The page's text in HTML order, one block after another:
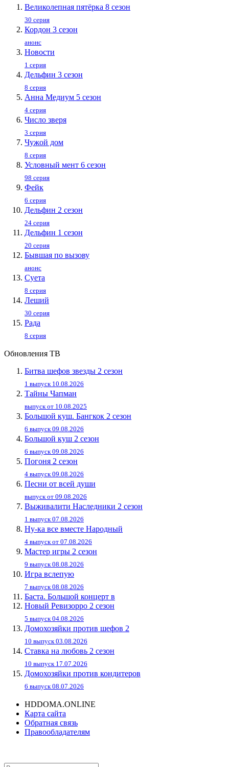
Великолепная пятёрка 8 сезон
30 серия
Кордон 3 сезон
анонс
Новости
1 серия
Дельфин 3 сезон
8 серия
Анна Медиум 5 сезон
4 серия
Число зверя
3 серия
Чужой дом
8 серия
Условный мент 6 сезон
98 серия
Фейк
6 серия
Дельфин 2 сезон
24 серия
Дельфин 1 сезон
20 серия
Бывшая по вызову
анонс
Суета
8 серия
Леший
30 серия
Рада
8 серия
Обновления ТВ
Битва шефов звезды 2 сезон
1 выпуск 10.08.2026
Тайны Чапман
выпуск от 10.08.2025
Большой куш. Бангкок 2 сезон
6 выпуск 09.08.2026
Большой куш 2 сезон
6 выпуск 09.08.2026
Погоня 2 сезон
4 выпуск 09.08.2026
Песни от всей души
выпуск от 09.08.2026
Выживалити Наследники 2 сезон
1 выпуск 07.08.2026
Ну-ка все вместе Народный
4 выпуск от 07.08.2026
Мастер игры 2 сезон
9 выпуск 08.08.2026
Игра вслепую
7 выпуск 08.08.2026
Баста. Большой концерт в
Новый Ревизорро 2 сезон
5 выпуск 04.08.2026
Домохозяйки против шефов 2
10 выпуск 03.08.2026
Ставка на любовь 2 сезон
10 выпуск 17.07.2026
Домохозяйки против кондитеров
6 выпуск 08.07.2026
HDDOMA.ONLINE
Карта сайта
Обратная связь
Правообладателям